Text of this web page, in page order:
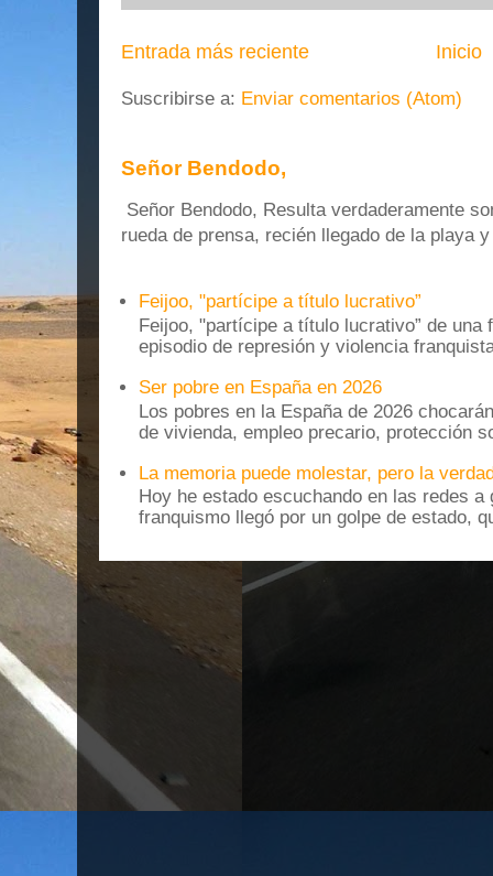
Entrada más reciente Inicio
Suscribirse a: Enviar comentarios (Atom)
Señor Bendodo,
Señor Bendodo, Resulta verdaderamente
rueda de prensa, recién llegado de la playa
Feijoo, "partícipe a título lucrativo”
Feijoo, "partícipe a título lucrativo” de una
episodio de represión y violencia
Ser pobre en España en 2026
Los pobres en la España de 2026
de vivienda, empleo precario, protección
La memoria puede molestar, pero la
Hoy he estado escuchando en las redes
franquismo llegó por un golpe de estado,